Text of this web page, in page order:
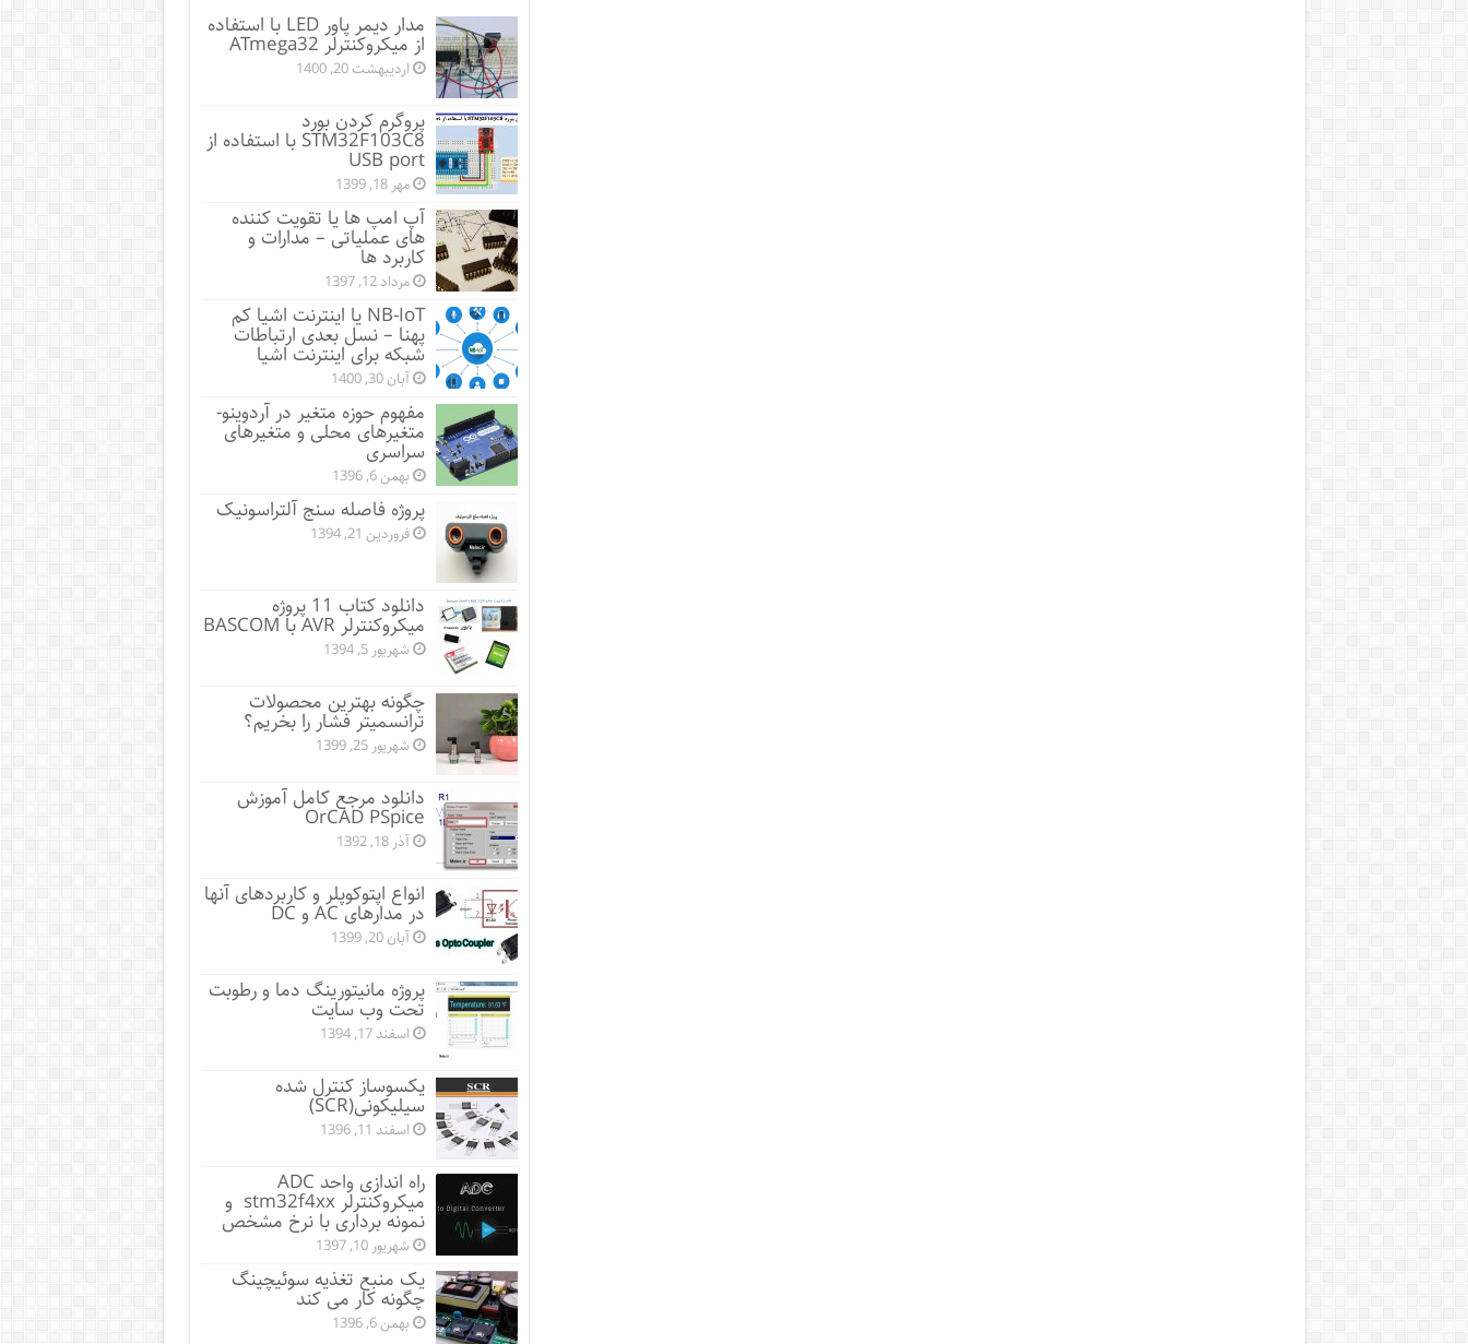
مدار دیمر پاور LED با استفاده
از میکروکنترلر ATmega32
اردیبهشت 20, 1400
پروگرم کردن بورد
STM32F103C8 با استفاده از
USB port
مهر 18, 1399
آپ امپ ها یا تقویت کننده
های عملیاتی – مدارات و
کاربرد ها
مرداد 12, 1397
NB-IoT یا اینترنت اشیا کم
پهنا – نسل بعدی ارتباطات
شبکه برای اینترنت اشیا
آبان 30, 1400
مفهوم حوزه متغیر در آردوینو-
متغیرهای محلی و متغیرهای
سراسری
بهمن 6, 1396
پروژه فاصله سنج آلتراسونیک
فروردین 21, 1394
دانلود کتاب 11 پروژه
میکروکنترلر AVR با BASCOM
شهریور 5, 1394
چگونه بهترین محصولات
ترانسمیتر فشار را بخریم؟
شهریور 25, 1399
دانلود مرجع کامل آموزش
OrCAD PSpice
آذر 18, 1392
انواع اپتوکوپلر و کاربردهای آنها
در مدارهای AC و DC
آبان 20, 1399
پروژه مانيتورينگ دما و رطوبت
تحت وب سایت
اسفند 17, 1394
یکسوساز کنترل شده
سیلیکونی(SCR)
اسفند 11, 1396
راه اندازی واحد ADC
میکروکنترلر stm32f4xx و
نمونه برداری با نرخ مشخص
شهریور 10, 1397
یک منبع تغذیه سوئیچینگ
چگونه کار می کند
بهمن 6, 1396